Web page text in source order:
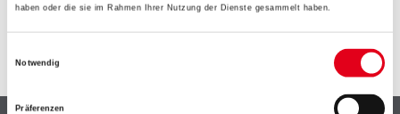
haben oder die sie im Rahmen Ihrer Nutzung der Dienste gesammelt haben.
Notwendig
Präferenzen